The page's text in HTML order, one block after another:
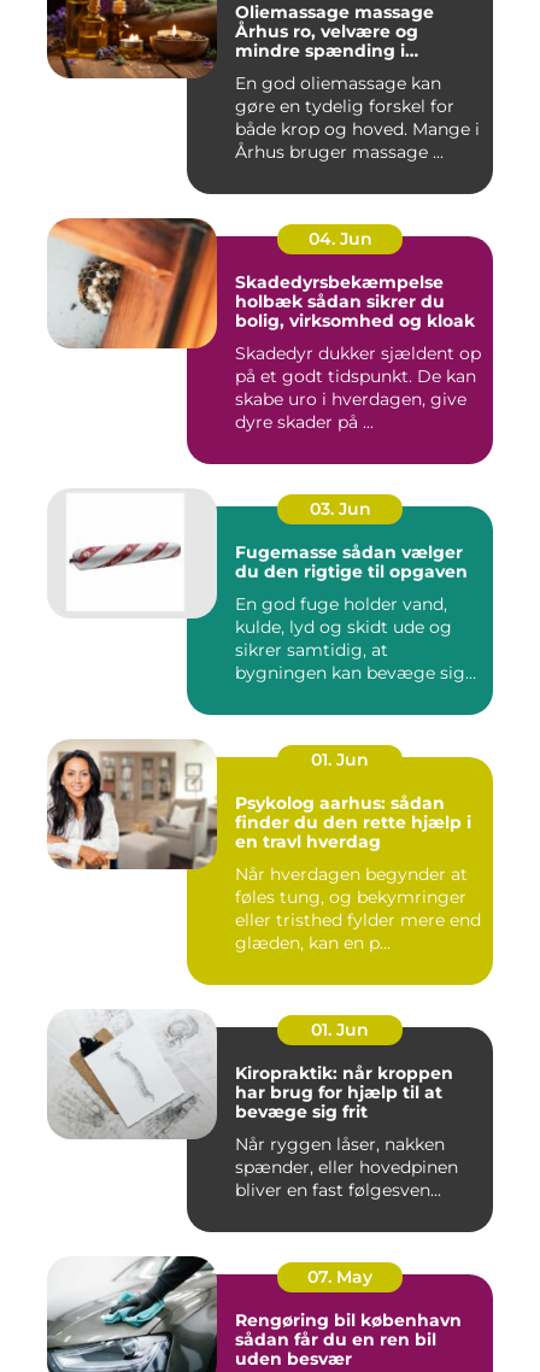
Oliemassage massage
Århus ro, velvære og
mindre spænding i
En god oliemassage kan
gøre en tydelig forskel for
både krop og hoved. Mange i
Århus bruger massage ...
04. Jun
Skadedyrsbekæmpelse
holbæk sådan sikrer du
bolig, virksomhed og kloak
Skadedyr dukker sjældent op
på et godt tidspunkt. De kan
skabe uro i hverdagen, give
dyre skader på ...
03. Jun
Fugemasse sådan vælger
du den rigtige til opgaven
En god fuge holder vand,
kulde, lyd og skidt ude og
sikrer samtidig, at
bygningen kan bevæge sig
01. Jun
Psykolog aarhus: sådan
finder du den rette hjælp i
en travl hverdag
Når hverdagen begynder at
føles tung, og bekymringer
eller tristhed fylder mere end
glæden, kan en p...
01. Jun
Kiropraktik: når kroppen
har brug for hjælp til at
bevæge sig frit
Når ryggen låser, nakken
spænder, eller hovedpinen
bliver en fast følgesven...
07. May
Rengøring bil københavn
sådan får du en ren bil
uden besvær